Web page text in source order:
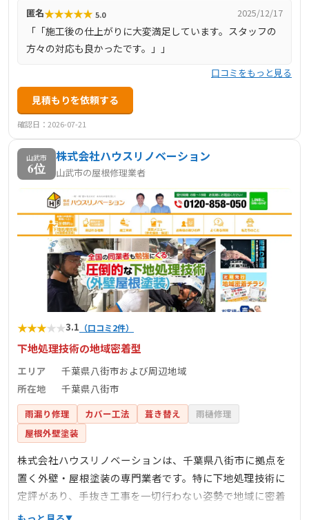
匿名★★★★★ 5.0 2025/12/17
「「施工後の仕上がりに大変満足しています。スタッフの
方々の対応も良かったです。」」
口コミをもっと見る
見積もりを依頼する
確認日：2026-07-21
山武市
6位
株式会社ハウスリノベーション
山武市の屋根修理業者
★★★★★3.1 （口コミ2件）
下地処理技術の地域密着型
エリア
千葉県八街市および周辺地域
所在地
千葉県八街市
雨漏り修理 カバー工法 葺き替え
雨樋修理
屋根外壁塗装
株式会社ハウスリノベーションは、千葉県八街市に拠点を
置く外壁・屋根塗装の専門業者です。特に下地処理技術に
定評があり、手抜き工事を一切行わない姿勢で地域に密着
したサービスを提供しています。外壁塗装や屋根塗装に関